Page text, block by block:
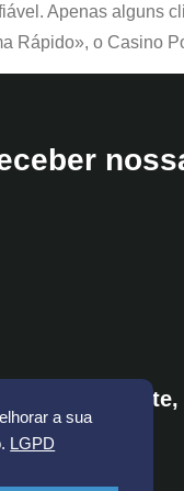
a sua
LGPD
Apenas alguns
Rápido», o Casino
- Belo